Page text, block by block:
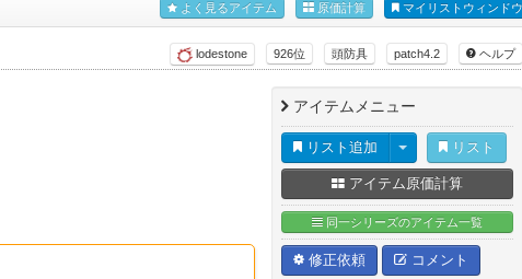
マイリストウィンドウ
原価計算
よく見るアイテム
ヘルプ
patch4.2
頭防具
926位
lodestone
アイテムメニュー
リスト追加 リスト
アイテム原価計算
同一シリーズのアイテム一覧
修正依頼 コメント